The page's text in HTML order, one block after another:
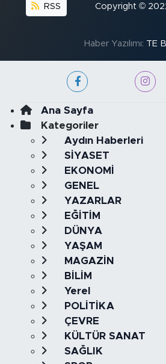
RSS Copyright ©
Haber Yazılımı: TE
Ana Sayfa
Kategoriler
Aydın Haberleri
SİYASET
EKONOMİ
GENEL
YAZARLAR
EĞİTİM
DÜNYA
YAŞAM
MAGAZİN
BİLİM
Yerel
POLİTİKA
ÇEVRE
KÜLTÜR SANAT
SAĞLIK